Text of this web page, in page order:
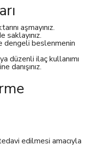
aşmayınız.
saklayınız.
dengeli beslenmenin
düzenli ilaç kullanımı
danışınız.
edilmesi amacıyla